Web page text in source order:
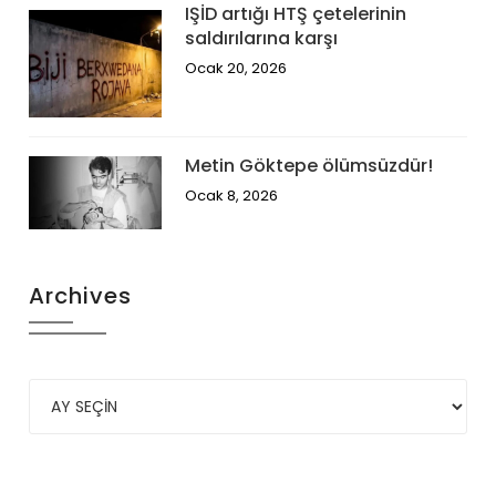
IŞİD artığı HTŞ çetelerinin
saldırılarına karşı
Ocak 20, 2026
Metin Göktepe ölümsüzdür!
Ocak 8, 2026
Archives